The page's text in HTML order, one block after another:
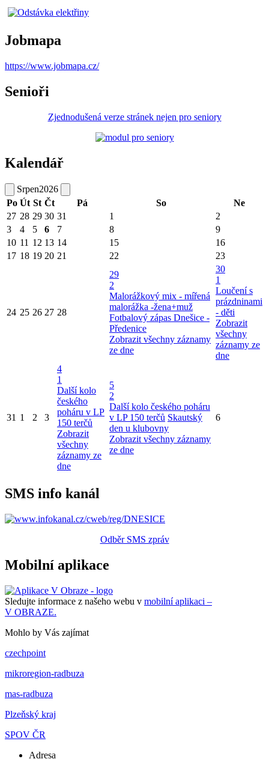
Jobmapa
https://www.jobmapa.cz/
Senioři
Zjednodušená verze stránek nejen pro seniory
Kalendář
Srpen2026
Po Út St Čt Pá So
Ne
27 28 29 30 31 1
2
3
4 5 6 7 8
9
10 11 12 13 14 15
16
17 18 19 20 21 22 23
24 25 26 27 28
29
2
Malorážkový mix - mířená
malorážka -žena+muž
Fotbalový zápas Dnešice -
Předenice
Zobrazit všechny záznamy
ze dne
30
1
Loučení s
prázdninami
- děti
Zobrazit
všechny
záznamy ze
dne
31 1 2 3
4
1
Další kolo
českého
poháru v LP
150 terčů
Zobrazit
všechny
záznamy ze
dne
5
2
Další kolo českého poháru
v LP 150 terčů Skautský
den u klubovny
Zobrazit všechny záznamy
ze dne
6
SMS info kanál
Odběr SMS zpráv
Mobilní aplikace
Sledujte informace z našeho webu v mobilní aplikaci –
V OBRAZE.
Mohlo by Vás zajímat
czechpoint
mikroregion-radbuza
mas-radbuza
Plzeňský kraj
SPOV ČR
Adresa